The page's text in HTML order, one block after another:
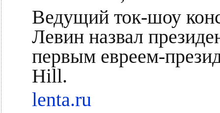
Ведущий ток-шоу
Левин назвал
первым евреем-
Hill.
lenta.ru